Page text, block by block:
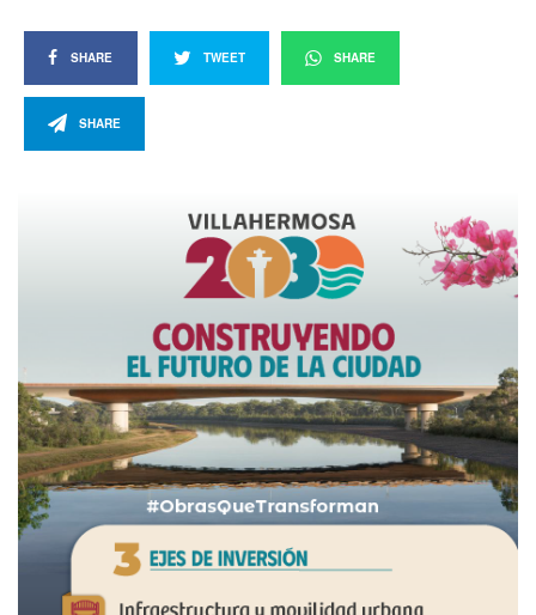
SHARE TWEET SHARE
SHARE